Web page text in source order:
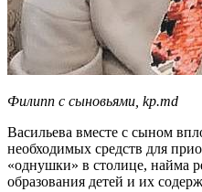
Филипп с сыновьями, kp.md
Васильева вместе с сыном
необходимых средств для
«однушки» в столице, найма
образования детей и их